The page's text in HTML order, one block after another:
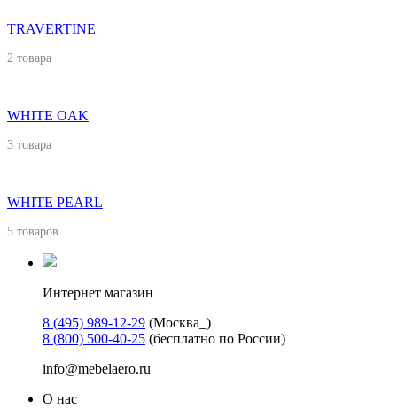
TRAVERTINE
2 товара
WHITE OAK
3 товара
WHITE PEARL
5 товаров
Интернет магазин
8 (495) 989-12-29 (Москва_)
8 (800) 500-40-25 (бесплатно по России)
info@mebelaero.ru
О нас